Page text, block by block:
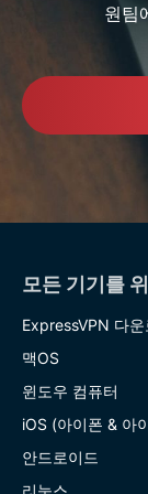
원팀
모든 기기를
ExpressVPN 다운
맥OS
윈도우 컴퓨터
iOS (아이폰 & 아
안드로이드
리눅스